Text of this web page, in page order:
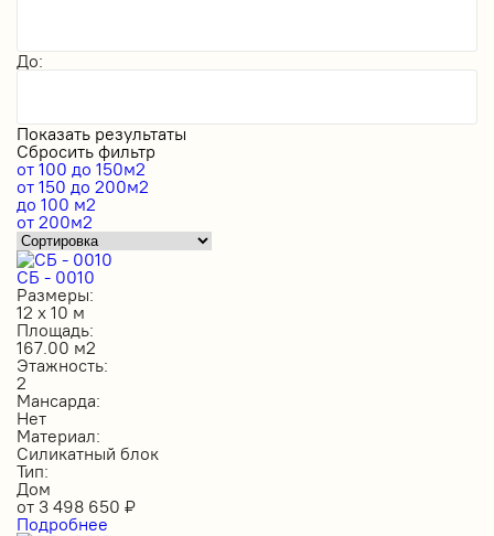
До:
Показать результаты
Сбросить фильтр
от 100 до 150м2
от 150 до 200м2
до 100 м2
от 200м2
СБ - 0010
Размеры:
12 х 10 м
Площадь:
167.00 м2
Этажность:
2
Мансарда:
Нет
Материал:
Силикатный блок
Тип:
Дом
от 3 498 650 ₽
Подробнее